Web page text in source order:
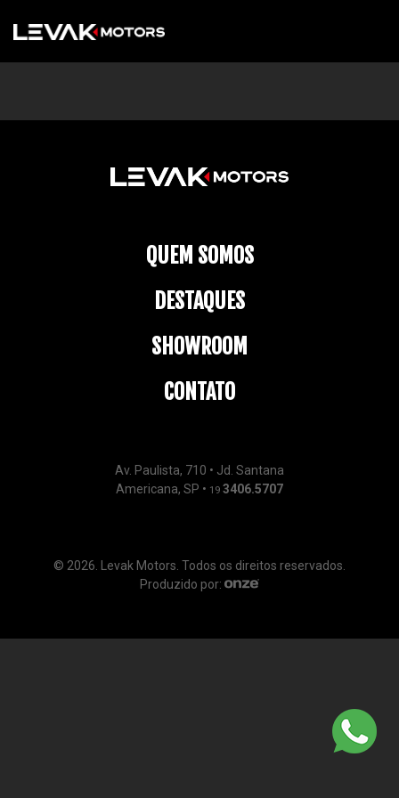
QUEM SOMOS
DESTAQUES
SHOWROOM
CONTATO
Av. Paulista, 710 • Jd. Santana
Americana, SP • 19 3406.5707
© 2026. Levak Motors. Todos os direitos reservados.
Produzido por: